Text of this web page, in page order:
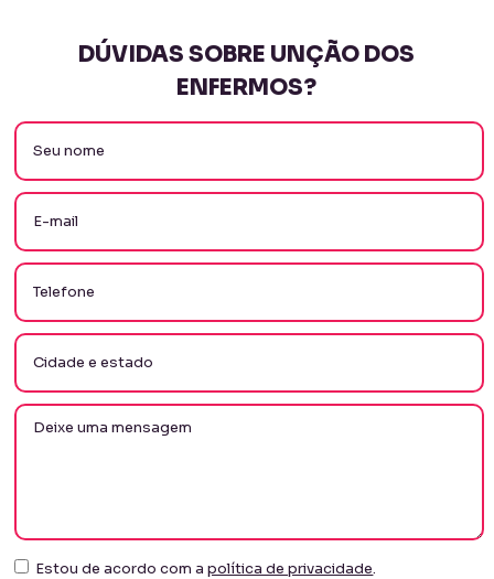
DÚVIDAS SOBRE UNÇÃO DOS
ENFERMOS?
Estou de acordo com apolítica de privacidade.